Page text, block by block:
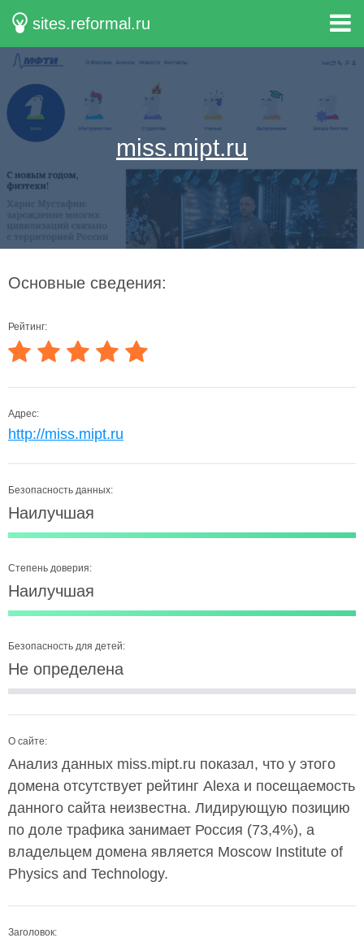
sites.reformal.ru
miss.mipt.ru
Основные сведения:
Рейтинг:
Адрес:
http://miss.mipt.ru
Безопасность данных:
Наилучшая
Степень доверия:
Наилучшая
Безопасность для детей:
Не определена
О сайте:
Анализ данных miss.mipt.ru показал, что у этого
домена отсутствует рейтинг Alexa и посещаемость
данного сайта неизвестна. Лидирующую позицию
по доле трафика занимает Россия (73,4%), а
владельцем домена является Moscow Institute of
Physics and Technology.
Заголовок: